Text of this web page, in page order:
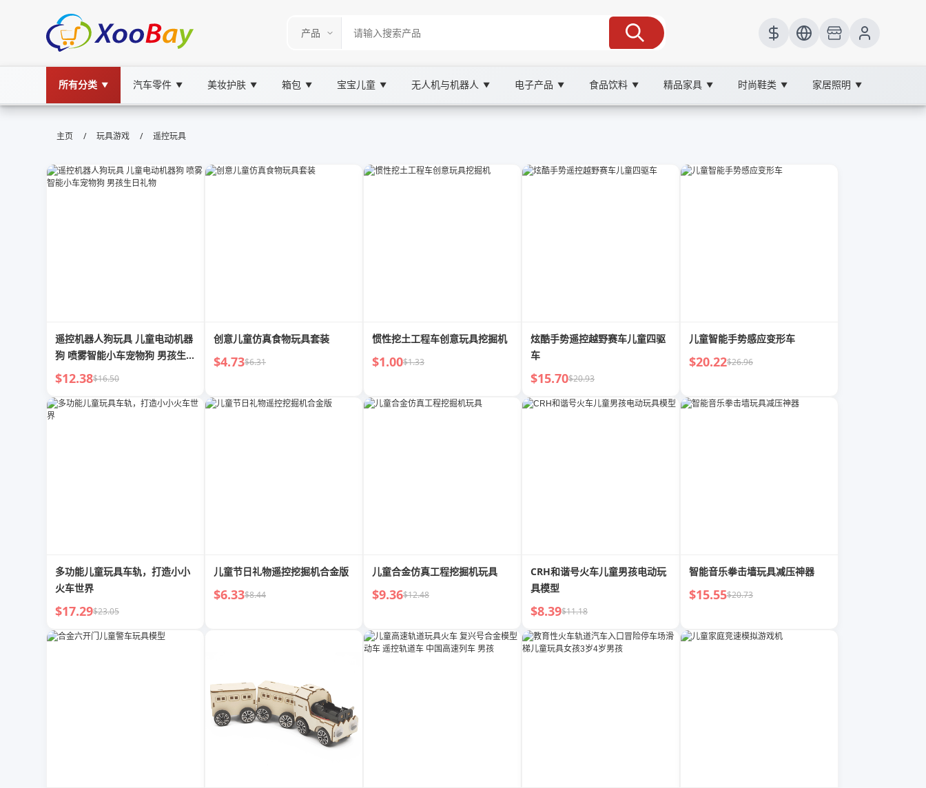
所有分类 ▼ 汽车零件 ▼ 美妆护肤 ▼ 箱包 ▼ 宝宝儿童 ▼ 无人机与机器人 ▼ 电子产品 ▼ 食品饮料 ▼ 精品家具 ▼ 时尚鞋类 ▼ 家居照明 ▼
遥控玩具 | XOOBAY B2B/B2C Marketplace
高性价比遥控玩具搭配评测与选购指南要点集
主页 / 玩具游戏 / 遥控玩具
遥控机器人狗玩具 儿童电动机器
狗 喷雾智能小车宠物狗 男孩生日
礼物
$12.38$16.50
创意儿童仿真食物玩具套装
$4.73$6.31
惯性挖土工程车创意玩具挖掘机
$1.00$1.33
炫酷手势遥控越野赛车儿童四驱
车
$15.70$20.93
儿童智能手势感应变形车
$20.22$26.96
多功能儿童玩具车轨，打造小小
火车世界
$17.29$23.05
儿童节日礼物遥控挖掘机合金版
$6.33$8.44
儿童合金仿真工程挖掘机玩具
$9.36$12.48
CRH和谐号火车儿童男孩电动玩
具模型
$8.39$11.18
智能音乐拳击墙玩具减压神器
$15.55$20.73